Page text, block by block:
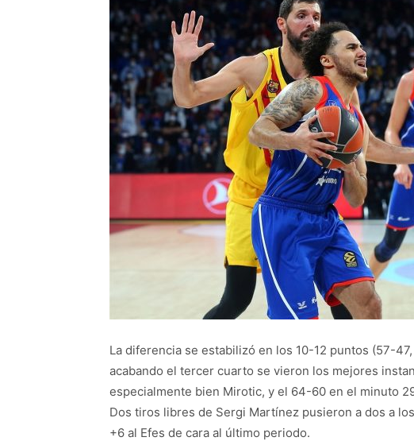
La diferencia se estabilizó en los 10-12 puntos (57-
acabando el tercer cuarto se vieron los mejores
especialmente bien Mirotic, y el 64-60 en el minuto
Dos tiros libres de Sergi Martínez pusieron a dos a
+6 al Efes de cara al último periodo.